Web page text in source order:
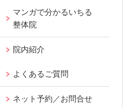
マンガで分かるいちる
整体院
院内紹介
よくあるご質問
ネット予約／お問合せ